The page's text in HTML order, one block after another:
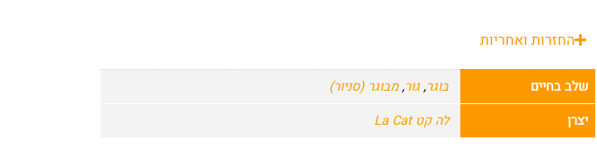
החזרות ואחריות
שלב בחיים בוגר,גור,מבוגר (סניור)
יצרן
לה קט La Cat